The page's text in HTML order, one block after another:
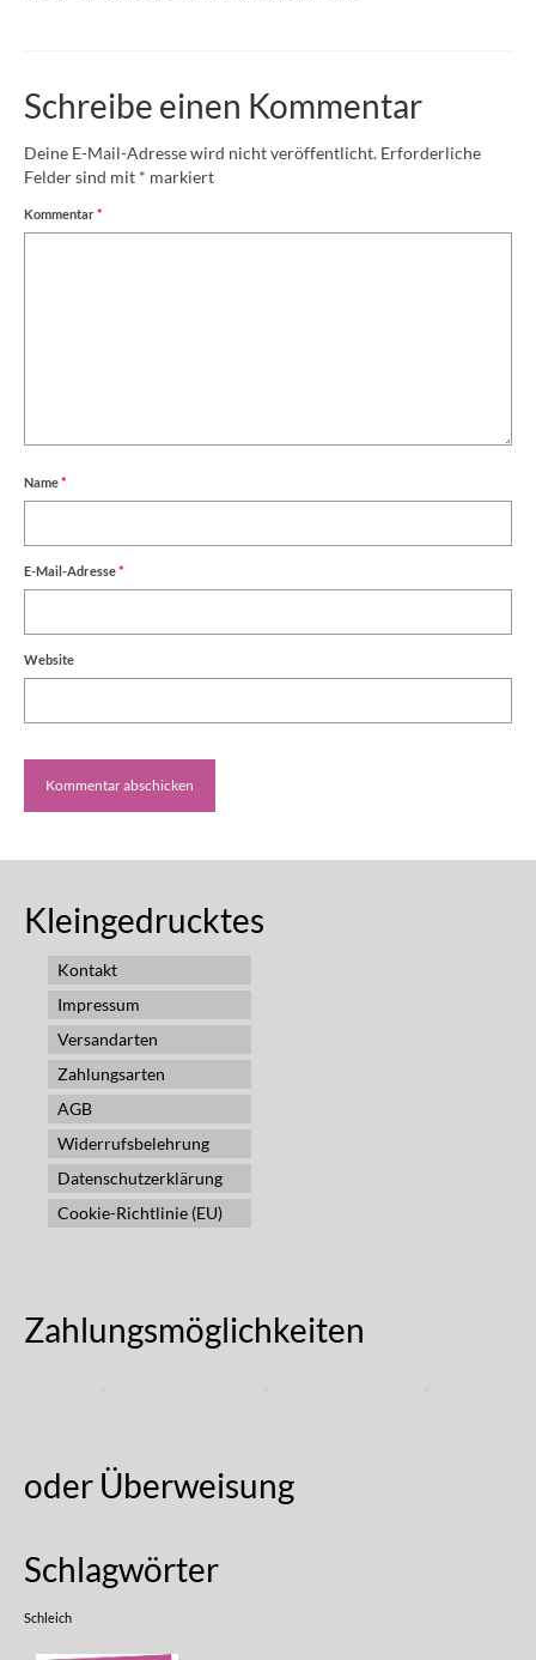
Schreibe einen Kommentar
Deine E-Mail-Adresse wird nicht veröffentlicht. Erforderliche
Felder sind mit * markiert
Kommentar*
Name*
E-Mail-Adresse*
Website
Kleingedrucktes
Kontakt
Impressum
Versandarten
Zahlungsarten
AGB
Widerrufsbelehrung
Datenschutzerklärung
Cookie-Richtlinie (EU)
Zahlungsmöglichkeiten
oder Überweisung
Schlagwörter
Schleich